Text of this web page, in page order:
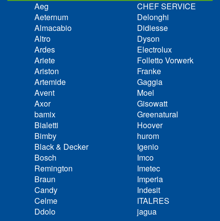
Aeg
Aeternum
Almacabio
Altro
Ardes
Ariete
Ariston
Artemide
Avent
Axor
bamix
Bialetti
Bimby
Black & Decker
Bosch
Remington
Braun
Candy
Celme
Ddolo
CHEF SERVICE
Delonghi
Didiesse
Dyson
Electrolux
Folletto Vorwerk
Franke
Gaggia
Moel
Gisowatt
Greenatural
Hoover
hurom
Igenio
Imco
Imetec
Imperia
Indesit
ITALRES
jagua